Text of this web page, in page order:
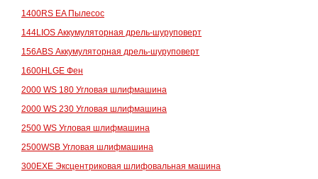
1400RS EA Пылесос
144LIOS Аккумуляторная дрель-шуруповерт
156ABS Аккумуляторная дрель-шуруповерт
1600HLGE Фен
2000 WS 180 Угловая шлифмашина
2000 WS 230 Угловая шлифмашина
2500 WS Угловая шлифмашина
2500WSB Угловая шлифмашина
300EXE Эксцентриковая шлифовальная машина